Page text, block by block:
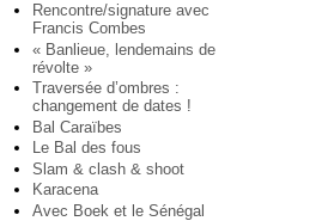
Rencontre/signature avec
Francis Combes
« Banlieue, lendemains de
révolte »
Traversée d’ombres :
changement de dates !
Bal Caraïbes
Le Bal des fous
Slam & clash & shoot
Karacena
Avec Boek et le Sénégal